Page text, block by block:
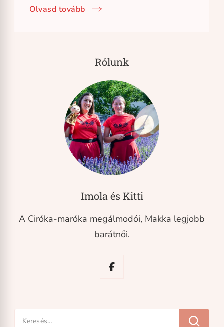
Olvasd tovább
Rólunk
Imola és Kitti
A Ciróka-maróka megálmodói, Makka legjobb
barátnői.
Keresés: